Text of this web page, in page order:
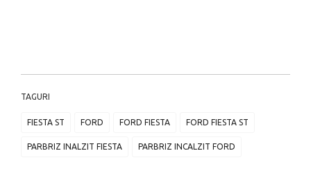
TAGURI
FIESTA ST FORD FORD FIESTA FORD FIESTA ST
PARBRIZ INALZIT FIESTA PARBRIZ INCALZIT FORD